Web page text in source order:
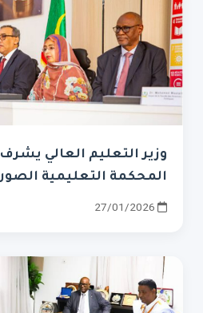
وزير التعليم العالي يشرف
المحكمة التعليمية
27/01/2026